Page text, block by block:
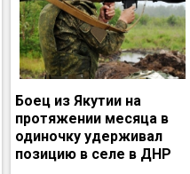
Боец из Якутии на
протяжении месяца в
одиночку удерживал
позицию в селе в ДНР